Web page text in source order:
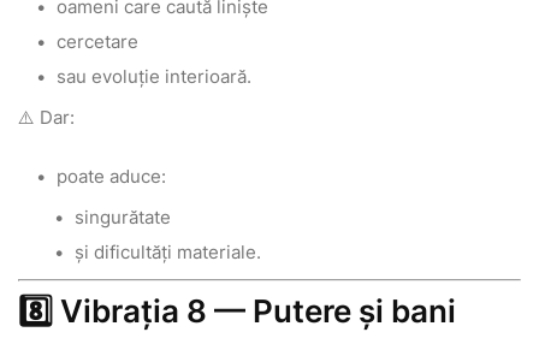
oameni care caută liniște
cercetare
sau evoluție interioară.
⚠️ Dar:
poate aduce:
singurătate
și dificultăți materiale.
8️⃣ Vibrația 8 — Putere și bani